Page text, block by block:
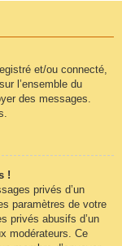
et/ou connecté,
l’ensemble du
des messages.
!
privés d’un
paramètres de votre
privés abusifs d’un
modérateurs. Ce